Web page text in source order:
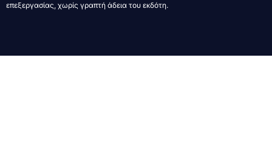
επεξεργασίας, χωρίς γραπτή άδεια του εκδότη.